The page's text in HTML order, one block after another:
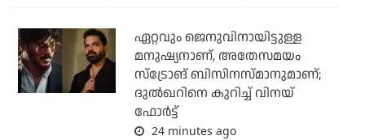
ഏറ്റവും ജെനുവിനായിട്ടുള്ള
മനുഷ്യനാണ്, അതേസമയം
സ്‌ട്രോങ് ബിസിനസ്മാനുമാണ്;
ദുല്‍ഖറിനെ കുറിച്ച് വിനയ്
ഫോര്‍ട്ട്
24 minutes ago